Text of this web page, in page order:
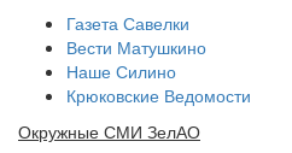
Газета Савелки
Вести Матушкино
Наше Силино
Крюковские Ведомости
Окружные СМИ ЗелАО